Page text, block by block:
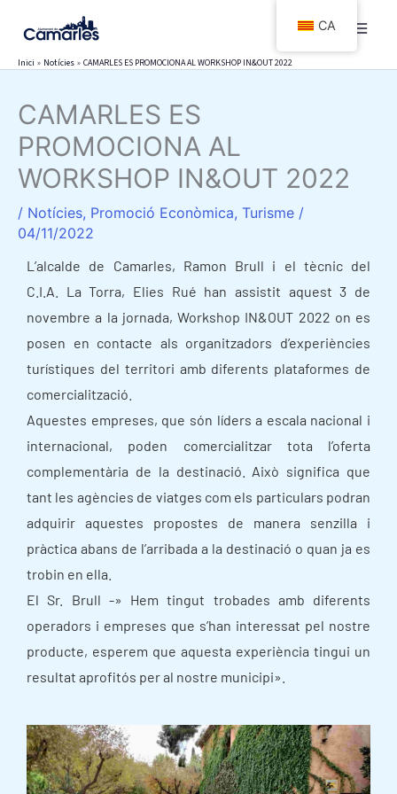
contingut
Inici Notícies CAMARLES ES PROMOCIONA AL WORKSHOP IN&OUT 2022
CAMARLES ES
PROMOCIONA AL
WORKSHOP IN&OUT 2022
/ Notícies, Promoció Econòmica, Turisme /
04/11/2022
L’alcalde de Camarles, Ramon Brull i el tècnic del
C.I.A. La Torra, Elies Rué han assistit aquest 3 de
novembre a la jornada, Workshop IN&OUT 2022 on es
posen en contacte als organitzadors d’experiències
turístiques del territori amb diferents plataformes de
comercialització.
Aquestes empreses, que són líders a escala nacional i
internacional, poden comercialitzar tota l’oferta
complementària de la destinació. Això significa que
tant les agències de viatges com els particulars podran
adquirir aquestes propostes de manera senzilla i
pràctica abans de l’arribada a la destinació o quan ja es
trobin en ella.
El Sr. Brull -» Hem tingut trobades amb diferents
operadors i empreses que s’han interessat pel nostre
producte, esperem que aquesta experiència tingui un
resultat aprofitós per al nostre municipi».
CA